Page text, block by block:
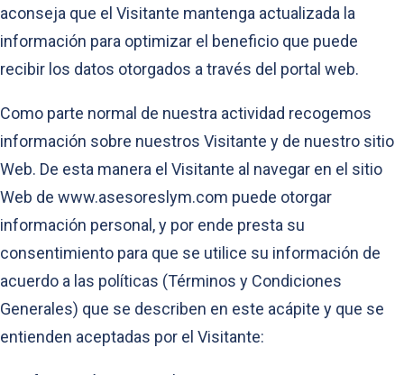
aconseja que el Visitante mantenga actualizada la
información para optimizar el beneficio que puede
recibir los datos otorgados a través del portal web.
Como parte normal de nuestra actividad recogemos
información sobre nuestros Visitante y de nuestro sitio
Web. De esta manera el Visitante al navegar en el sitio
Web de www.asesoreslym.com puede otorgar
información personal, y por ende presta su
consentimiento para que se utilice su información de
acuerdo a las políticas (Términos y Condiciones
Generales) que se describen en este acápite y que se
entienden aceptadas por el Visitante: